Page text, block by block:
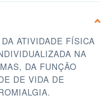
ATIVIDADE FÍSICA
NA
DA FUNÇÃO
DE VIDA DE